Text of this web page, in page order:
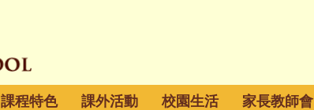
課程特色 課外活動 校園生活 家長教師會